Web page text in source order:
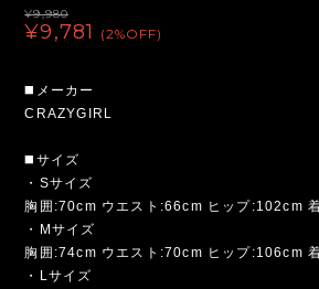
¥9,980
¥9,781 (2%OFF)
◼️メーカー
CRAZYGIRL
◼️サイズ
・Sサイズ
胸囲:70cm ウエスト:66cm ヒップ:102cm
・Mサイズ
胸囲:74cm ウエスト:70cm ヒップ:106cm
・Lサイズ